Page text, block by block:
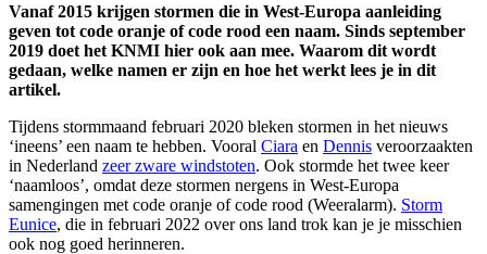
Vanaf 2015 krijgen stormen die in West-Europa aanleiding
geven tot code oranje of code rood een naam. Sinds september
2019 doet het KNMI hier ook aan mee. Waarom dit wordt
gedaan, welke namen er zijn en hoe het werkt lees je in dit
artikel.
Tijdens stormmaand februari 2020 bleken stormen in het nieuws
‘ineens’ een naam te hebben. Vooral Ciara en Dennis veroorzaakten
in Nederland zeer zware windstoten. Ook stormde het twee keer
‘naamloos’, omdat deze stormen nergens in West-Europa
samengingen met code oranje of code rood (Weeralarm). Storm
Eunice, die in februari 2022 over ons land trok kan je je misschien
ook nog goed herinneren.